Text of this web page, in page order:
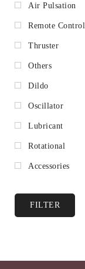
Air Pulsation
Remote
Thruster
Others
Dildo
Oscillator
Lubricant
Rotational
Accessories
FILTER